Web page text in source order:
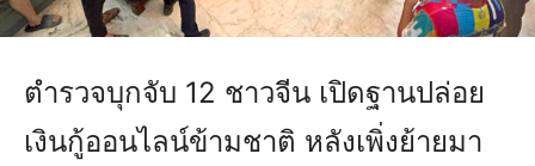
ตำรวจบุกจับ 12 ชาวจีน เปิดฐานปล่อย
เงินกู้ออนไลน์ข้ามชาติ หลังเพิ่งย้ายมา